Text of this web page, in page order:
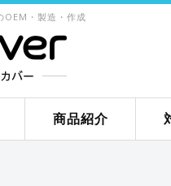
OEM・製造・作成
商品紹介